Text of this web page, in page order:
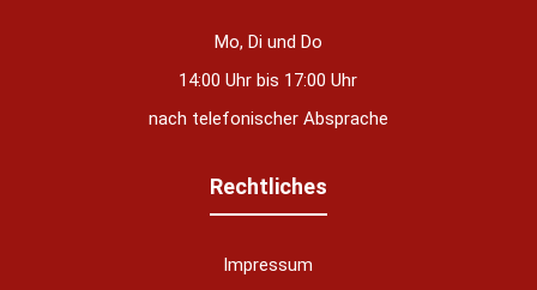
Mo, Di und Do
14:00 Uhr bis 17:00 Uhr
nach telefonischer Absprache
Rechtliches
Impressum